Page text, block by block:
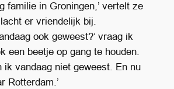
familie in Groningen,’ vertelt ze
er vriendelijk bij.
ook geweest?’ vraag ik
een beetje op gang te houden.
ik vandaag niet geweest. En nu
Rotterdam.’